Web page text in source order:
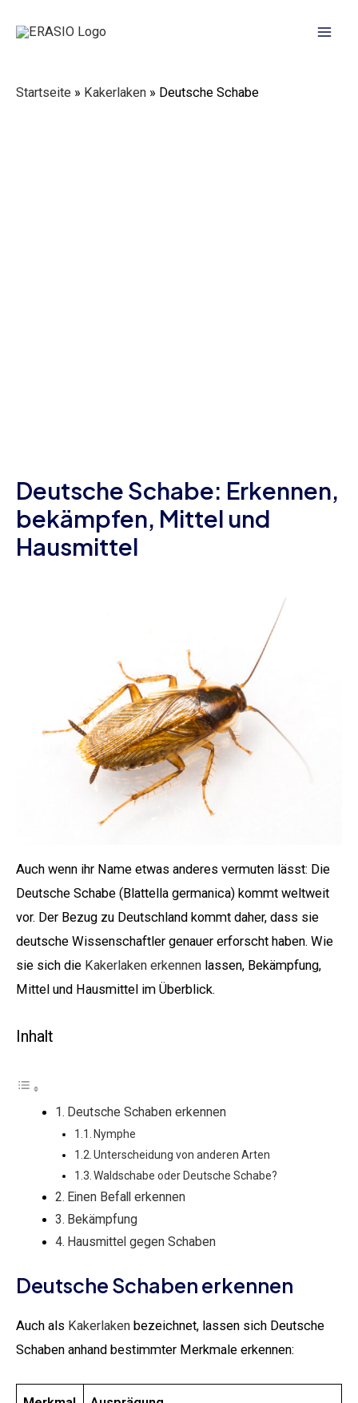
Inhalt
Startseite » Kakerlaken » Deutsche Schabe
Deutsche Schabe: Erkennen,
bekämpfen, Mittel und
Hausmittel
Auch wenn ihr Name etwas anderes vermuten lässt: Die
Deutsche Schabe (Blattella germanica) kommt weltweit
vor. Der Bezug zu Deutschland kommt daher, dass sie
deutsche Wissenschaftler genauer erforscht haben. Wie
sie sich die Kakerlaken erkennen lassen, Bekämpfung,
Mittel und Hausmittel im Überblick.
Inhalt
Deutsche Schaben erkennen
Nymphe
Unterscheidung von anderen Arten
Waldschabe oder Deutsche Schabe?
Einen Befall erkennen
Bekämpfung
Hausmittel gegen Schaben
Deutsche Schaben erkennen
Auch als Kakerlaken bezeichnet, lassen sich Deutsche
Schaben anhand bestimmter Merkmale erkennen: